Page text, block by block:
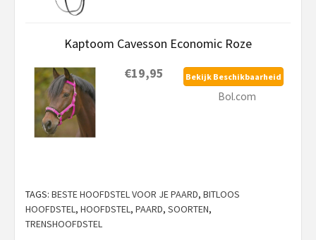
Kaptoom Cavesson Economic Roze
€19,95
Bekijk Beschikbaarheid
Bol.com
TAGS: BESTE HOOFDSTEL VOOR JE PAARD, BITLOOS
HOOFDSTEL , HOOFDSTEL , PAARD, SOORTEN,
TRENSHOOFDSTEL